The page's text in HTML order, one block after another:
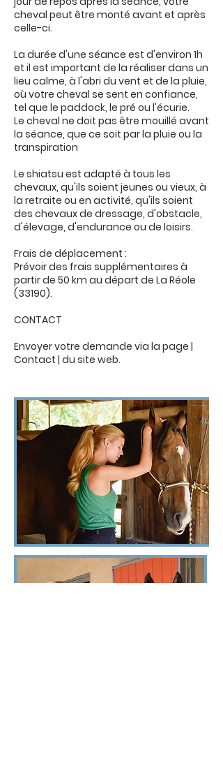
cheval peut être monté avant et après
celle-ci.
La durée d'une séance est d'environ 1h
et il est important de la réaliser dans un
lieu calme, à l'abri du vent et de la pluie,
où votre cheval se sent en confiance,
tel que le paddock, le pré ou l'écurie.
Le cheval ne doit pas être mouillé avant
la séance, que ce soit par la pluie ou la
transpiration
Le shiatsu est adapté à tous les
chevaux, qu'ils soient jeunes ou vieux, à
la retraite ou en activité, qu'ils soient
des chevaux de dressage, d'obstacle,
d'élevage, d'endurance ou de loisirs.
Frais de déplacement :
Prévoir des frais supplémentaires à
partir de 50 km au départ de La Réole
(33190).
CONTACT
Envoyer votre demande via la page |
Contact | du site web.